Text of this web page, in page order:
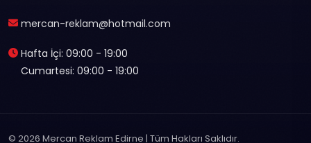
mercan-reklam@hotmail.com
Hafta İçi: 09:00 - 19:00
Cumartesi: 09:00 - 19:00
© 2026 Mercan Reklam Edirne | Tüm Hakları Saklıdır.